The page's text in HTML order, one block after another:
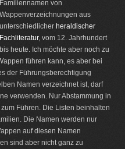
Familiennamen von
Wappenverzeichnungen aus
unterschiedlicher heraldischer
Fachliteratur, vom 12. Jahrhundert
bis heute. Ich möchte aber noch zu
führen kann, es aber bei
der Führungsberechtigung
Namen verzeichnet ist, darf
verwenden. Nur Abstammung in
Führen. Die Listen beinhalten
Die Namen werden nur
auf diesen Namen
sind aber nicht ganz zu